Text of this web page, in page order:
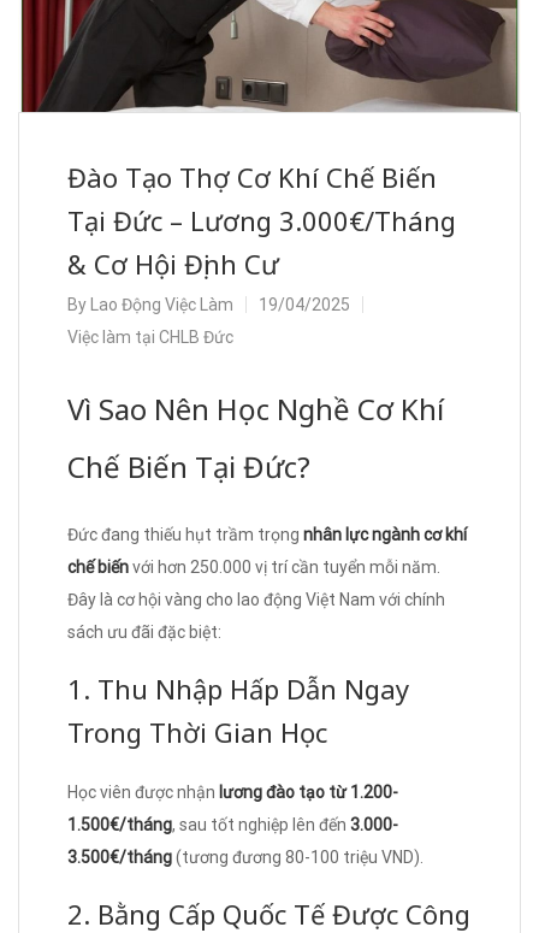
Đào Tạo Thợ Cơ Khí Chế Biến
Tại Đức – Lương 3.000€/Tháng
& Cơ Hội Định Cư
By Lao Động Việc Làm
19/04/2025
Việc làm tại CHLB Đức
Vì Sao Nên Học Nghề Cơ Khí
Chế Biến Tại Đức?
Đức đang thiếu hụt trầm trọng nhân lực ngành cơ khí
chế biếnvới hơn 250.000 vị trí cần tuyển mỗi năm.
Đây là cơ hội vàng cho lao động Việt Nam với chính
sách ưu đãi đặc biệt:
1. Thu Nhập Hấp Dẫn Ngay
Trong Thời Gian Học
Học viên được nhận lương đào tạo từ 1.200-
1.500€/tháng, sau tốt nghiệp lên đến 3.000-
3.500€/tháng(tương đương 80-100 triệu VND).
2. Bằng Cấp Quốc Tế Được Công